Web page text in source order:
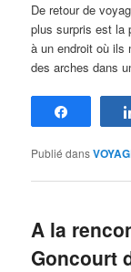
De retour de
plus surpris est la
à un endroit où ils
des arches dans
Partagez
Publié dans
A la
Goncourt